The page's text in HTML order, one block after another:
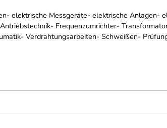
elektrische Messgeräte- elektrische Anlagen-
Frequenzumrichter-
Verdrahtungsarbeiten- Schweißen-